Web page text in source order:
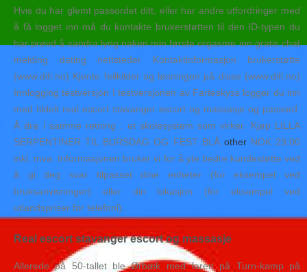
Hvis du har glemt passordet ditt, eller har andre utfordringer med
å få logget inn må du kontakte brukerstøtten til den ID-typen du
har prøvd å sandra lyng naken min første orgasme inn gratis chat
melding dating nettsteder Kontaktinformasjon brukerstøtte
(www.difi.no) Kjente feilkilder og løsningen på disse (www.difi.no)
Innlogging testversjon I testversjonen av Farteskyss logger du inn
med tildelt real escort stavanger escort og massasje og passord.
Å dra i samme retning : et skolesystem som virker. Kjøp LILLA
SERPENTINER TIL BURSDAG OG FEST BLÅ otherNOK 29,00
inkl. mva. Informasjonen bruker vi for å yte bedre kundestøtte ved
å gi deg svar tilpasset dine enheter (for eksempel ved
bruksanvisninger) eller din lokasjon (for eksempel ved
utlandspriser for telefoni).
Real escort stavanger escort og massasje
Allerede på 50-tallet ble Ørbæk med faren på Turn-kamp på